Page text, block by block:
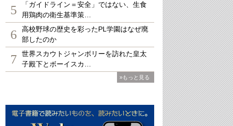
5
「ガイドライン＝安全」ではない、生食
用鶏肉の衛生基準策…
6
高校野球の歴史を彩ったPL学園はなぜ廃
部したのか
7
世界スカウトジャンボリーを訪れた皇太
子殿下とボーイスカ…
»もっと見る